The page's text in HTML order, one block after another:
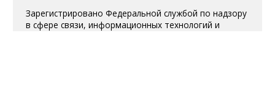
Зарегистрировано Федеральной службой по надзору
в сфере связи, информационных технологий и